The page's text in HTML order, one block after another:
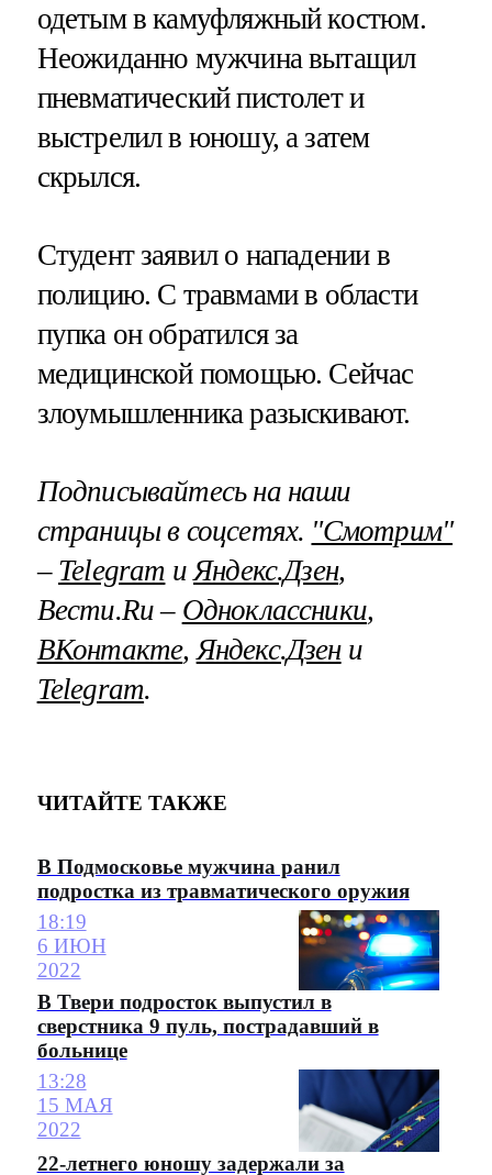
одетым в камуфляжный костюм.
Неожиданно мужчина вытащил
пневматический пистолет и
выстрелил в юношу, а затем
скрылся.
Студент заявил о нападении в
полицию. С травмами в области
пупка он обратился за
медицинской помощью. Сейчас
злоумышленника разыскивают.
Подписывайтесь на наши
страницы в соцсетях. "Смотрим"
– Telegram и Яндекс.Дзен,
Вести.Ru – Одноклассники,
ВКонтакте, Яндекс.Дзени
Telegram.
ЧИТАЙТЕ ТАКЖЕ
В Подмосковье мужчина ранил
подростка из травматического оружия
18:19
6 ИЮН
2022
В Твери подросток выпустил в
сверстника 9 пуль, пострадавший в
больнице
13:28
15 МАЯ
2022
22-летнего юношу задержали за